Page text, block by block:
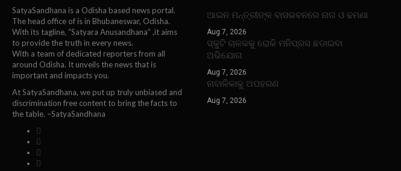
SatyaSandhana is a Odisha based news portal.
The head office of is in Bhubaneswar, Odisha.
With its tagline, “Satyara Anusandhana” ,it aims
to provide the truth in every news.
With a team of dedicated reporters from all
around Odisha. It unveils the news that is
important and impacts you.
At SatyaSandhana, we put up truly unbiased and
discrimination free content to bring the facts to
the table. –SatyaSandhana
ଆଇନ ମନ୍ତ୍ରୀଙ୍କ ବାସଭବନରେ ନାଗ ଓ ଢମଣା
Aug 7, 2026
ସ୍କୁଟି ଚାଳକକୁ ରୋକି ମନିପ୍ରସ ଛଡାଇବା
ଅଭିଯୋଗ
Aug 7, 2026
ନାବାଳିକାକୁ ଅପହରଣ
Aug 7, 2026